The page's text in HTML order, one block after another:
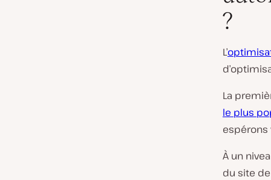
?
L’
La
le plus
espérons
À un
du site